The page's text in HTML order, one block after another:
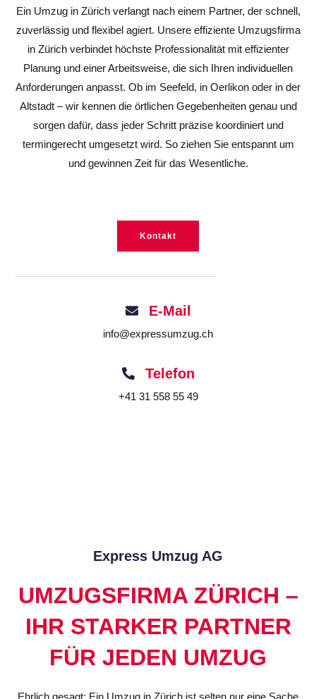
Ein Umzug in Zürich verlangt nach einem Partner, der schnell,
zuverlässig und flexibel agiert. Unsere effiziente Umzugsfirma
in Zürich verbindet höchste Professionalität mit effizienter
Planung und einer Arbeitsweise, die sich Ihren individuellen
Anforderungen anpasst. Ob im Seefeld, in Oerlikon oder in der
Altstadt – wir kennen die örtlichen Gegebenheiten genau und
sorgen dafür, dass jeder Schritt präzise koordiniert und
termingerecht umgesetzt wird. So ziehen Sie entspannt um
und gewinnen Zeit für das Wesentliche.
Kontakt
E-Mail
info@expressumzug.ch
Telefon
+41 31 558 55 49
Express Umzug AG
UMZUGSFIRMA ZÜRICH –
IHR STARKER PARTNER
FÜR JEDEN UMZUG
Ehrlich gesagt: Ein Umzug in Zürich ist selten nur eine Sache